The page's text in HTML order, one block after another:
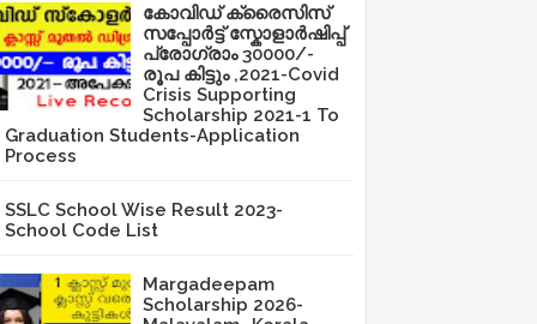
കോവിഡ് ക്രൈസിസ്
സപ്പോർട്ട് സ്കോളാർഷിപ്പ്
പ്രോഗ്രാം 30000/-
രൂപ കിട്ടും ,2021-Covid
Crisis Supporting
Scholarship 2021-1 To
Graduation Students-Application
Process
SSLC School Wise Result 2023-
School Code List
Margadeepam
Scholarship 2026-